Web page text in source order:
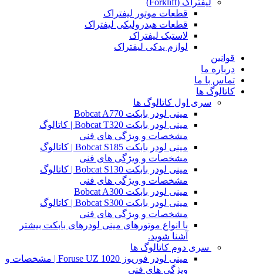
قطعات موتور لیفتراک
قطعات هیدرولیکی لیفتراک
لاستیک لیفتراک
لوازم یدکی لیفتراک
قوانین
درباره ما
تماس با ما
کاتالوگ ها
سری اول کاتالوگ ها
مینی لودر بابکت Bobcat A770
مینی لودر بابکت Bobcat T320 | کاتالوگ
مشخصات و ویژگی های فنی
مینی لودر بابکت Bobcat S185 | کاتالوگ
مشخصات و ویژگی های فنی
مینی لودر بابکت Bobcat S130 | کاتالوگ
مشخصات و ویژگی های فنی
مینی لودر بابکت Bobcat A300
مینی لودر بابکت Bobcat S300 | کاتالوگ
مشخصات و ویژگی های فنی
با انواع موتورهای مینی لودرهای بابکت بیشتر
آشنا شوید.
سری دوم کاتالوگ ها
مینی لودر فوریوز Foruse UZ 1020 | مشخصات و
ویژگی های فنی